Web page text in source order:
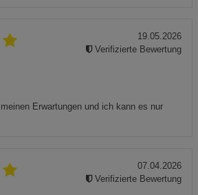
Erwartungen und ich kann es nur
19.05.2026
Verifizierte Bewertung
07.04.2026
Verifizierte Bewertung